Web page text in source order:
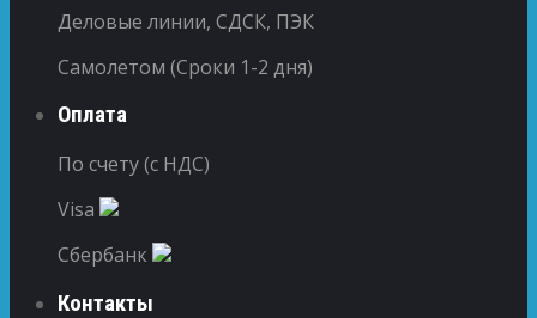
Деловые линии, СДСК, ПЭК
Самолетом (Сроки 1-2 дня)
Оплата
По счету (с НДС)
Visa
Сбербанк
Контакты